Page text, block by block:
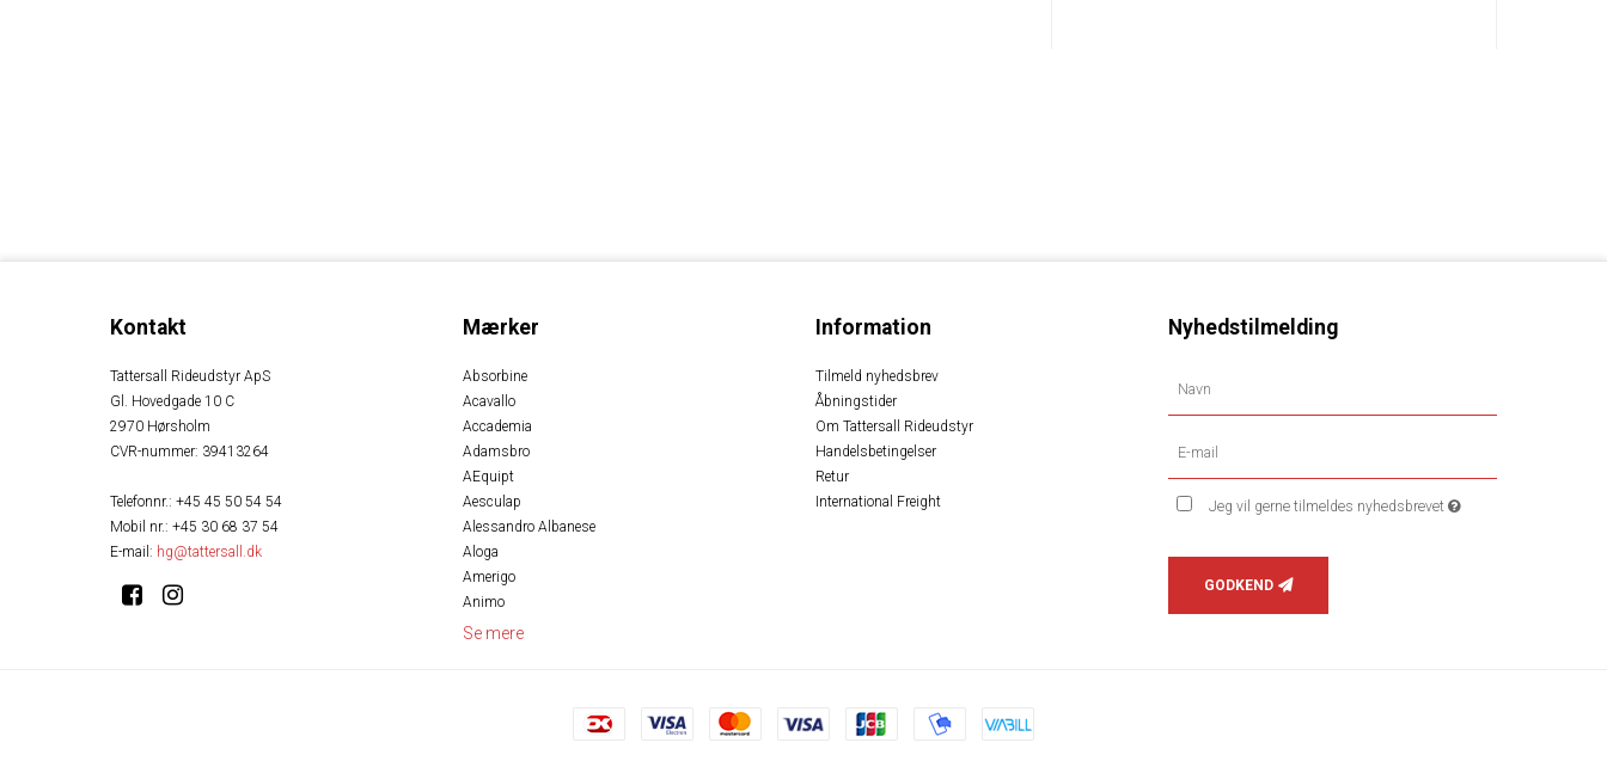
Kontakt
Tattersall Rideudstyr ApS
Gl. Hovedgade 10 C
2970 Hørsholm
CVR-nummer: 39413264
Telefonnr.: +45 45 50 54 54
Mobil nr.: +45 30 68 37 54
E-mail : hg@tattersall.dk
Mærker
Absorbine
Acavallo
Accademia
Adamsbro
AEquipt
Aesculap
Alessandro Albanese
Aloga
Amerigo
Animo
Se mere
Information
Tilmeld nyhedsbrev
Åbningstider
Om Tattersall Rideudstyr
Handelsbetingelser
Retur
International Freight
Nyhedstilmelding
Jeg vil gerne tilmeldes nyhedsbrevet
GODKEND